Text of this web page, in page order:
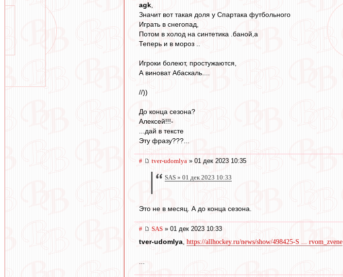
agk
Значит вот такая доля у Спартака футбольного
Играть в снегопад,
Потом в холод на синтетика .баной,а
Теперь и в мороз ..
Игроки болеют, простужаются,
А виноват Абаскаль....
//))
До конца сезона?
Алексей!!!-
...дай в тексте
Эту фразу???...
# tver-udomlya » 01 дек 2023 10:35
SAS » 01 дек 2023 10:33
Это не в месяц. А до конца сезона.
# SAS » 01 дек 2023 10:33
tver-udomlya https://allhockey.ru/news/show/498425-S ... rvom_zvene